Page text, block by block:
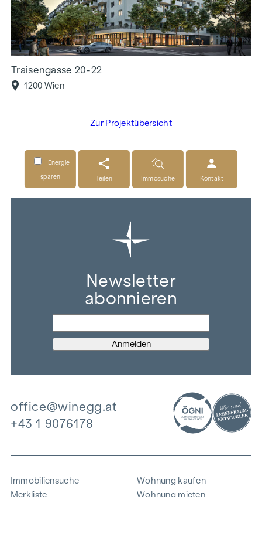
Traisengasse 20-22
1200 Wien
Zur Projektübersicht
Energie
sparen
Teilen Immosuche Kontakt
Newsletter
abonnieren
office@winegg.at
+43 1 9076178
Immobiliensuche
Merkliste
Wohnung kaufen
Wohnung mieten